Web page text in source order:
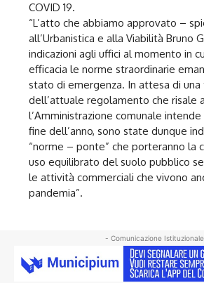
COVID 19.
“L’atto che abbiamo approvato –
all’Urbanistica e alla Viabilità Bruno
indicazioni agli uffici al momento in
efficacia le norme straordinarie
stato di emergenza. In attesa di
dell’attuale regolamento che risale
l’Amministrazione comunale
fine dell’anno, sono state dunque
“norme – ponte” che porteranno la
uso equilibrato del suolo pubblico
le attività commerciali che vivono
pandemia”.
- Comunicazione